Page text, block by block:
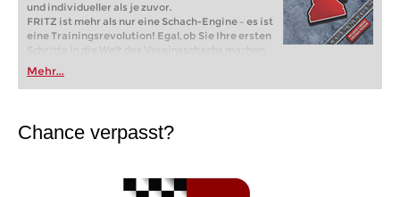
und individueller als je zuvor.
FRITZ ist mehr als nur eine Schach-Engine – es ist
eine Trainingsrevolution! Egal, ob Sie Ihre ersten
Schritte in die Welt des Vereinsschachs machen
oder bereits auf Turnierniveau spielen: Mit
FRITZ trainieren Sie effizienter, intelligenter und
individueller als je zuvor.
Mehr...
Chance verpasst?